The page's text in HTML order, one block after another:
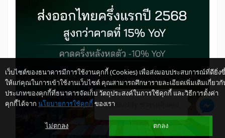
เว็บไซต์ของธนาคารมีการใช้งานคุกกี้ (Cookies) เพื่อส่งมอบประสบการณ์ที่ดียิ่ง
ให้แก่คุณในการเข้าใช้งานเว็บไซต์ คุณสามารถศึกษารายละเอียดเพิ่มเติมเกี่ยวกั
ประเภทของคุกกี้ที่ธนาคารจัดเก็บ วัตถุประสงค์ในการใช้คุกกี้ และวิธีการตั้งค่า
คุกกี้ได้จาก นโยบายการใช้คุกกี้ ของเรา
ไม่ตกลง ตกลง
ให้ K-Buddy ช่วยเหลือคุณ